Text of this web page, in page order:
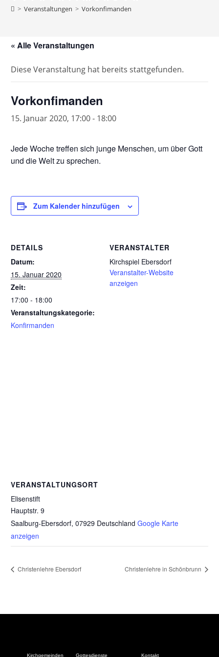
> Veranstaltungen > Vorkonfimanden
« Alle Veranstaltungen
Diese Veranstaltung hat bereits stattgefunden.
Vorkonfimanden
15. Januar 2020, 17:00- 18:00
Jede Woche treffen sich junge Menschen, um über Gott
und die Welt zu sprechen.
Zum Kalender hinzufügen
DETAILS
Datum:
15. Januar 2020
Zeit:
17:00 - 18:00
Veranstaltungskategorie:
Konfirmanden
VERANSTALTER
Kirchspiel Ebersdorf
Veranstalter-Website
anzeigen
VERANSTALTUNGSORT
Elisenstift
Hauptstr. 9
Saalburg-Ebersdorf, 07929 Deutschland Google Karte
anzeigen
Christenlehre Ebersdorf Christenlehre in Schönbrunn
Kirchgemeinden Gottesdienste Kontakt